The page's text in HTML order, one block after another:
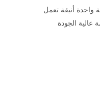
أنيقة تعمل
الجودة